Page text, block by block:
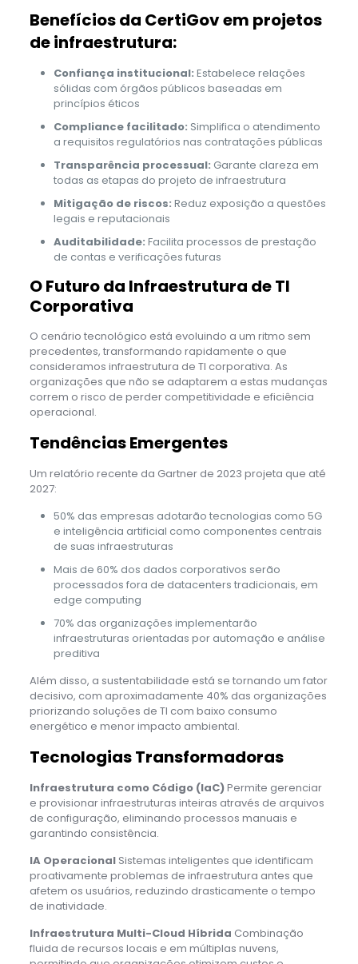
Benefícios da CertiGov em projetos
de infraestrutura:
Confiança institucional: Estabelece relações
sólidas com órgãos públicos baseadas em
princípios éticos
Compliance facilitado: Simplifica o atendimento
a requisitos regulatórios nas contratações públicas
Transparência processual: Garante clareza em
todas as etapas do projeto de infraestrutura
Mitigação de riscos: Reduz exposição a questões
legais e reputacionais
Auditabilidade: Facilita processos de prestação
de contas e verificações futuras
O Futuro da Infraestrutura de TI
Corporativa
O cenário tecnológico está evoluindo a um ritmo sem
precedentes, transformando rapidamente o que
consideramos infraestrutura de TI corporativa. As
organizações que não se adaptarem a estas mudanças
correm o risco de perder competitividade e eficiência
operacional.
Tendências Emergentes
Um relatório recente da Gartner de 2023 projeta que até
2027:
50% das empresas adotarão tecnologias como 5G
e inteligência artificial como componentes centrais
de suas infraestruturas
Mais de 60% dos dados corporativos serão
processados fora de datacenters tradicionais, em
edge computing
70% das organizações implementarão
infraestruturas orientadas por automação e análise
preditiva
Além disso, a sustentabilidade está se tornando um fator
decisivo, com aproximadamente 40% das organizações
priorizando soluções de TI com baixo consumo
energético e menor impacto ambiental.
Tecnologias Transformadoras
Infraestrutura como Código (IaC)Permite gerenciar
e provisionar infraestruturas inteiras através de arquivos
de configuração, eliminando processos manuais e
garantindo consistência.
IA OperacionalSistemas inteligentes que identificam
proativamente problemas de infraestrutura antes que
afetem os usuários, reduzindo drasticamente o tempo
de inatividade.
Infraestrutura Multi-Cloud Híbrida Combinação
fluida de recursos locais e em múltiplas nuvens,